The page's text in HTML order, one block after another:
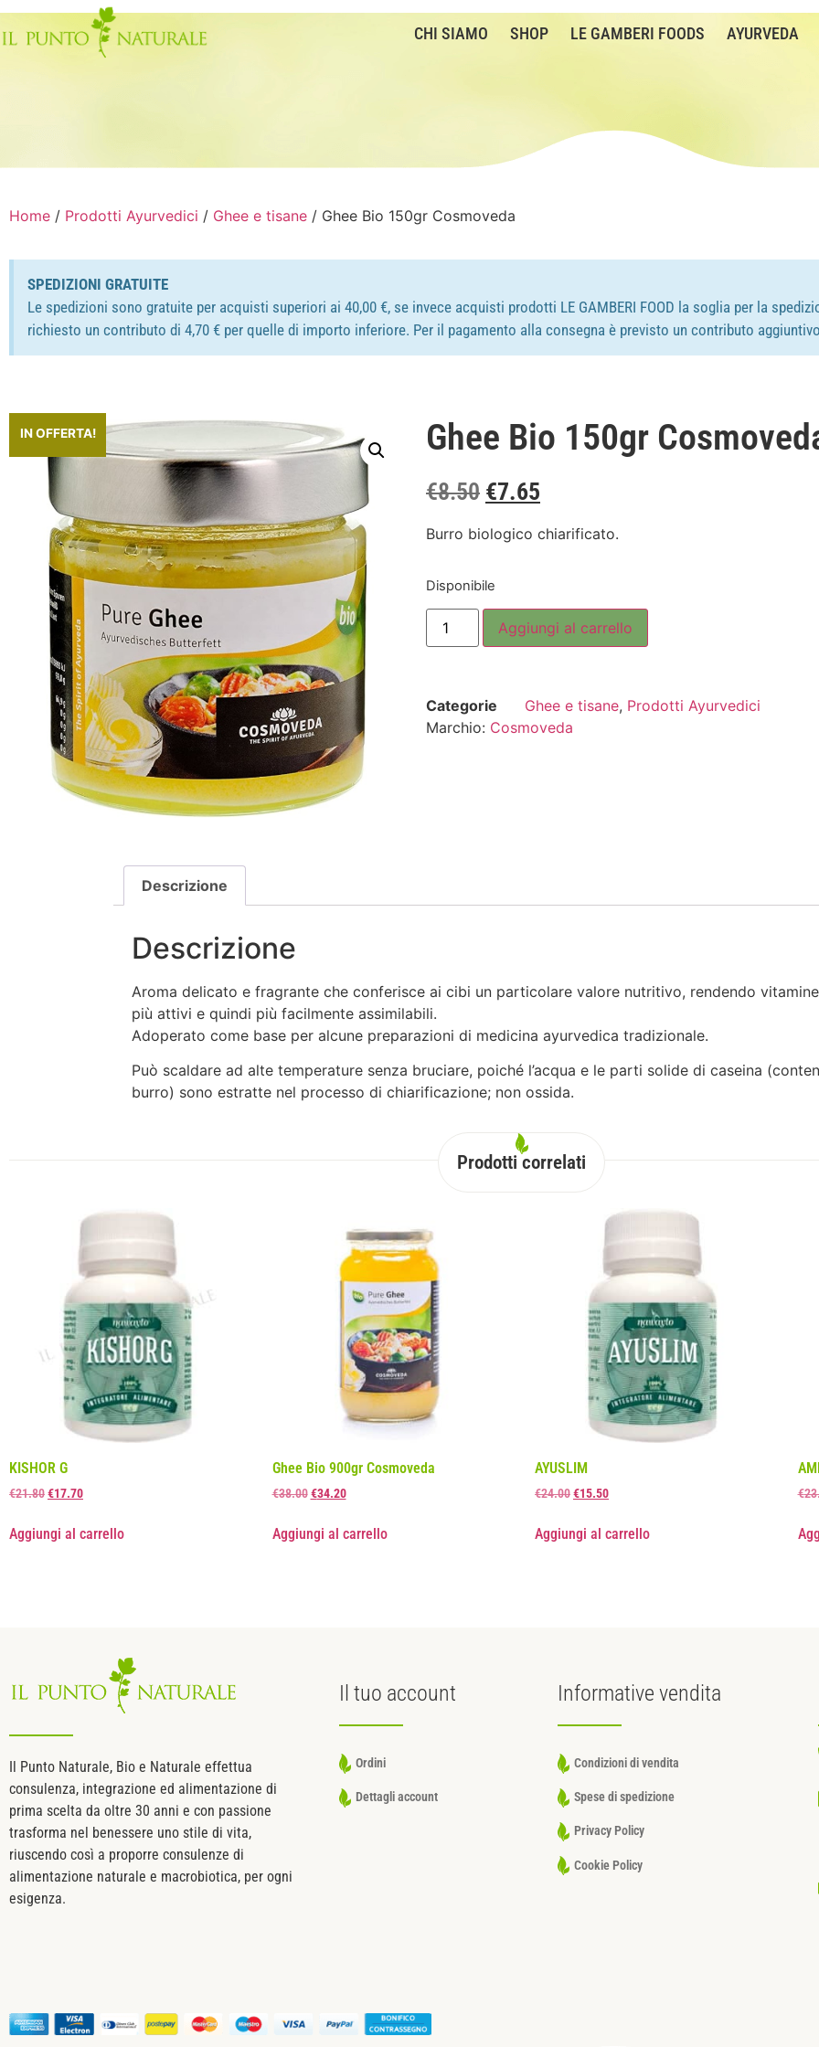
CHI SIAMO SHOP LE GAMBERI FOODS AYURVEDA
Home / Prodotti Ayurvedici / Ghee e tisane / Ghee Bio 150gr Cosmoveda
SPEDIZIONI GRATUITE
Le spedizioni sono gratuite per acquisti superiori ai 40,00 €, se invece acquisti prodotti LE GAMBERI FOOD la soglia per la
richiesto un contributo di 4,70 € per quelle di importo inferiore. Per il pagamento alla consegna è previsto un contributo
IN OFFERTA! Ghee Bio 150gr
€8.50 €7.65
Burro biologico chiarificato.
Disponibile
Aggiungi al carrello
Categorie Ghee e tisane, Prodotti Ayurvedici
Marchio: Cosmoveda
Descrizione
Descrizione
Aroma delicato e fragrante che conferisce ai cibi un particolare valore nutritivo, rendendo
più attivi e quindi più facilmente assimilabili.
Adoperato come base per alcune preparazioni di medicina ayurvedica tradizionale.
Può scaldare ad alte temperature senza bruciare, poiché l’acqua e le parti solide di caseina
burro) sono estratte nel processo di chiarificazione; non ossida.
Prodotti correlati
KISHOR G
€21.80€17.70
Aggiungi al carrello
Ghee Bio 900gr Cosmoveda
€38.00 €34.20
Aggiungi al carrello
AYUSLIM
€24.00€15.50
Aggiungi al carrello
€
Il Punto Naturale, Bio e Naturale effettua
consulenza, integrazione ed alimentazione di
prima scelta da oltre 30 anni e con passione
trasforma nel benessere uno stile di vita,
riuscendo così a proporre consulenze di
alimentazione naturale e macrobiotica, per ogni
esigenza.
Il tuo account
Ordini
Dettagli account
Informative vendita
Condizioni di vendita
Spese di spedizione
Privacy Policy
Cookie Policy